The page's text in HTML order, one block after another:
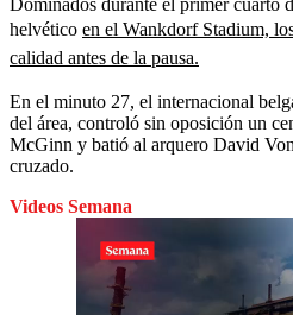
helvético en el Wankdorf Stadium,
calidad antes de la pausa.
En el minuto 27, el internacional
del área, controló sin oposición un
McGinn y batió al arquero David
cruzado.
Videos Semana